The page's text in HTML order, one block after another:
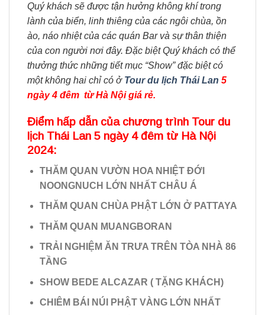
Quý khách sẽ được tận hưởng không khí trong
lành của biển, linh thiêng của các ngôi chùa, ồn
ào, náo nhiệt của các quán Bar và sự thân thiện
của con người nơi đây. Đặc biệt Quý khách có thể
thưởng thức những tiết mục “Show” đặc biệt có
một không hai chỉ có ở Tour du lịch Thái Lan 5
ngày 4 đêm từ Hà Nội giá rẻ.
Điểm hấp dẫn của chương trình Tour du
lịch Thái Lan 5 ngày 4 đêm từ Hà Nội
2024:
THĂM QUAN VƯỜN HOA NHIỆT ĐỚI
NOONGNUCH LỚN NHẤT CHÂU Á
THĂM QUAN CHÙA PHẬT LỚN Ở PATTAYA
THĂM QUAN MUANGBORAN
TRẢI NGHIỆM ĂN TRƯA TRÊN TÒA NHÀ 86
TẦNG
SHOW BEDE ALCAZAR ( TẶNG KHÁCH)
CHIÊM BÁI NÚI PHẬT VÀNG LỚN NHẤT